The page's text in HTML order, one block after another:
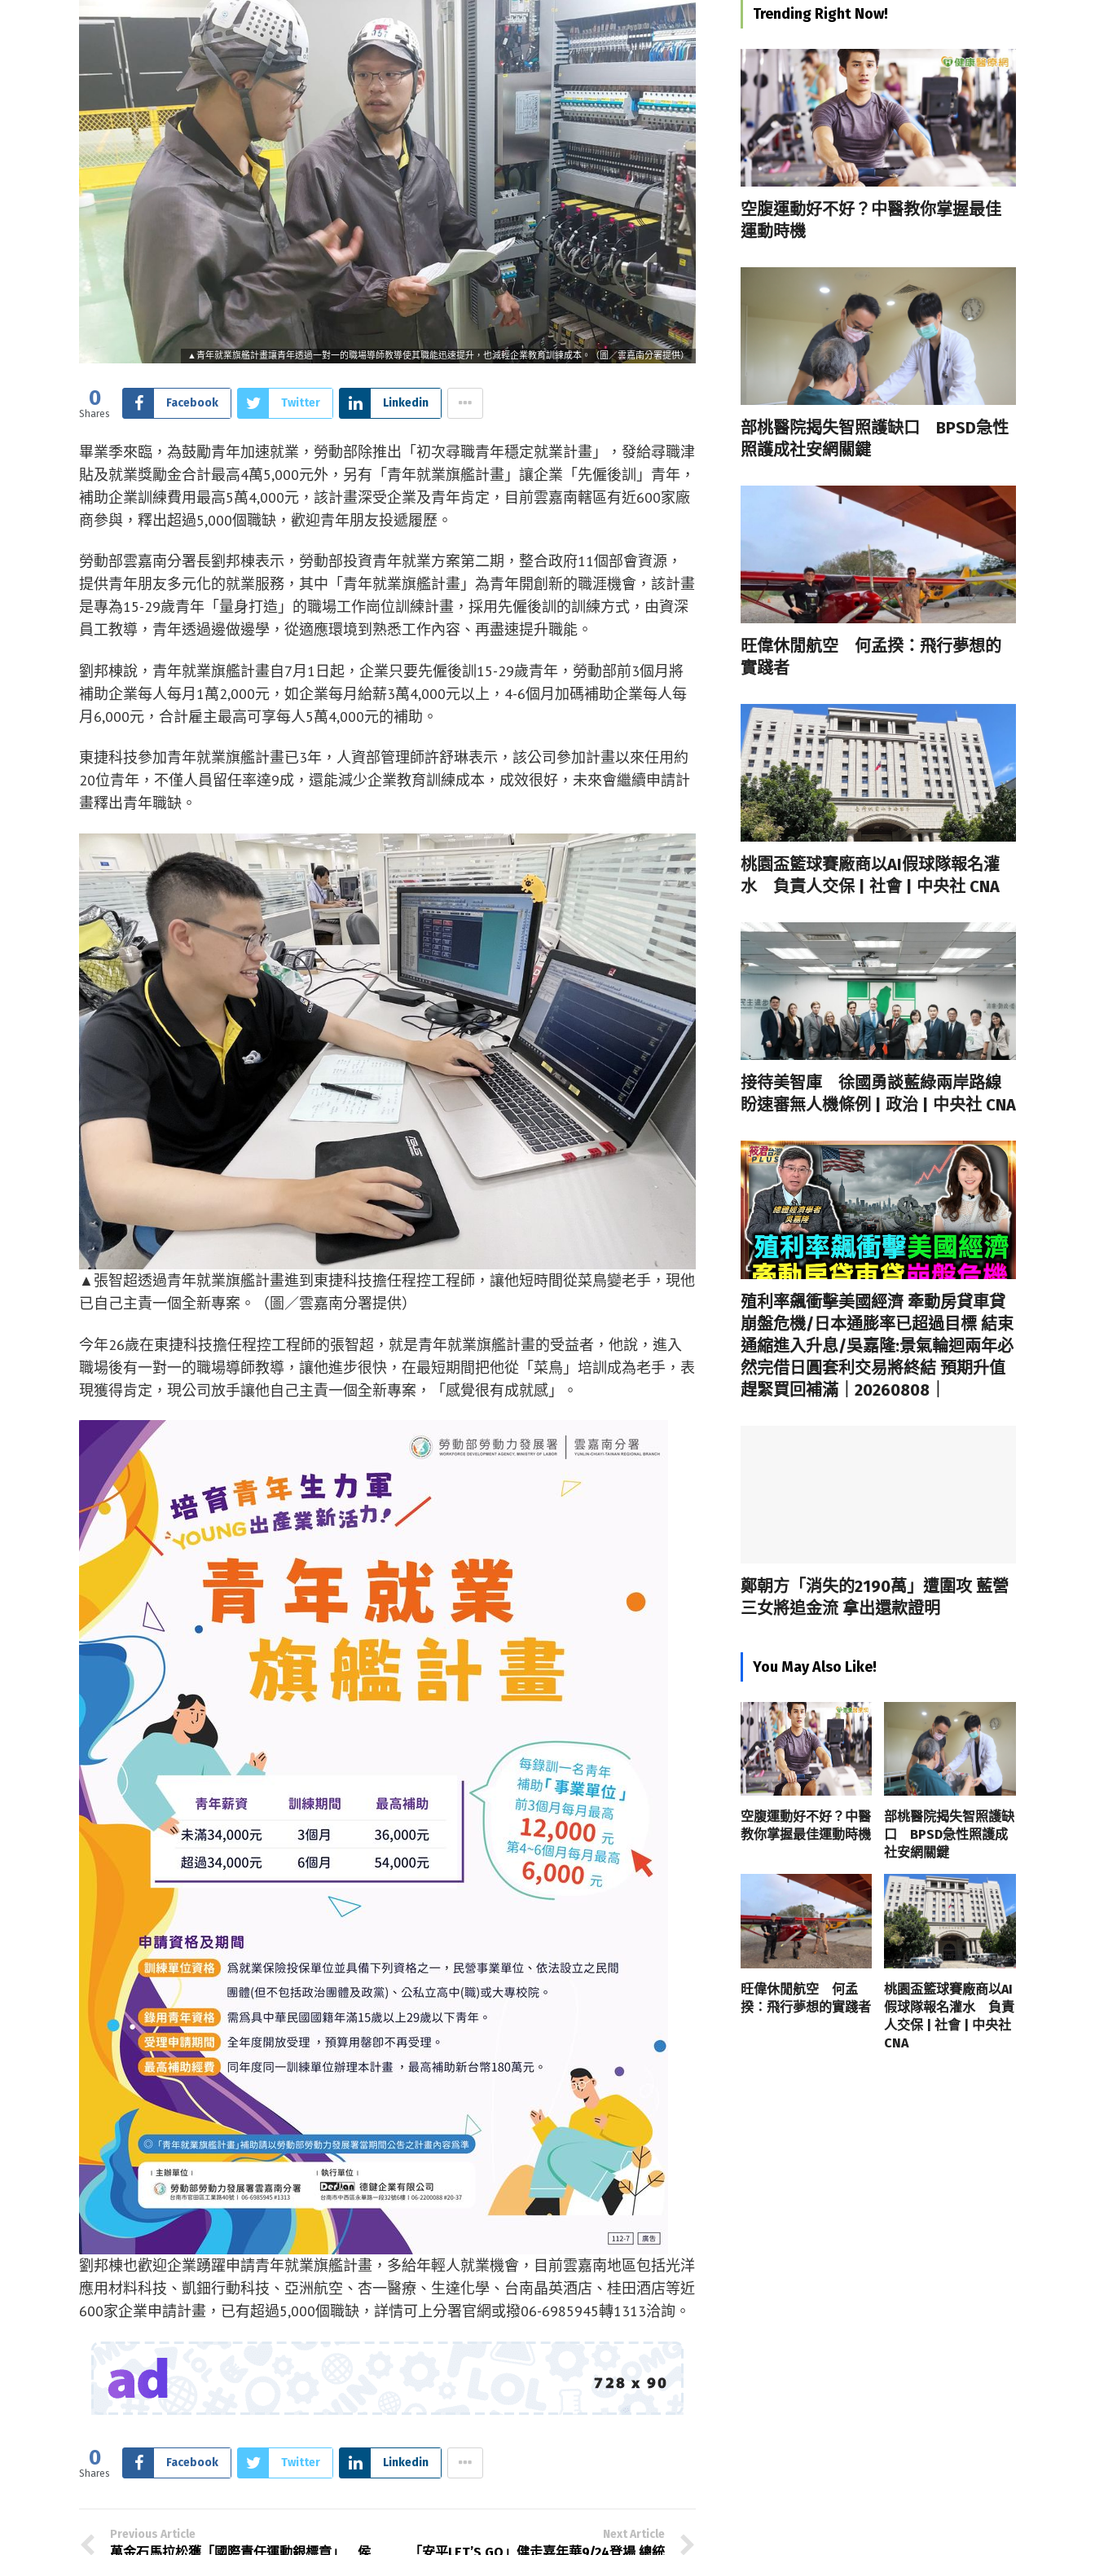
▲青年就業旗艦計畫讓青年透過一對一的職場導師教導使其職能迅速提升，也減輕企業教育訓練成本。（圖／雲嘉南分署提供）
0
Shares
Facebook Twitter Linkedin
畢業季來臨，為鼓勵青年加速就業，勞動部除推出「初次尋職青年穩定就業計畫」，發給尋職津
貼及就業獎勵金合計最高4萬5,000元外，另有「青年就業旗艦計畫」讓企業「先僱後訓」青年，
補助企業訓練費用最高5萬4,000元，該計畫深受企業及青年肯定，目前雲嘉南轄區有近600家廠
商參與，釋出超過5,000個職缺，歡迎青年朋友投遞履歷。
勞動部雲嘉南分署長劉邦棟表示，勞動部投資青年就業方案第二期，整合政府11個部會資源，
提供青年朋友多元化的就業服務，其中「青年就業旗艦計畫」為青年開創新的職涯機會，該計畫
是專為15-29歲青年「量身打造」的職場工作崗位訓練計畫，採用先僱後訓的訓練方式，由資深
員工教導，青年透過邊做邊學，從適應環境到熟悉工作內容、再盡速提升職能。
劉邦棟說，青年就業旗艦計畫自7月1日起，企業只要先僱後訓15-29歲青年，勞動部前3個月將
補助企業每人每月1萬2,000元，如企業每月給薪3萬4,000元以上，4-6個月加碼補助企業每人每
月6,000元，合計雇主最高可享每人5萬4,000元的補助。
東捷科技參加青年就業旗艦計畫已3年，人資部管理師許舒琳表示，該公司參加計畫以來任用約
20位青年，不僅人員留任率達9成，還能減少企業教育訓練成本，成效很好，未來會繼續申請計
畫釋出青年職缺。
▲張智超透過青年就業旗艦計畫進到東捷科技擔任程控工程師，讓他短時間從菜鳥變老手，現他
已自己主責一個全新專案。（圖／雲嘉南分署提供）
今年26歲在東捷科技擔任程控工程師的張智超，就是青年就業旗艦計畫的受益者，他說，進入
職場後有一對一的職場導師教導，讓他進步很快，在最短期間把他從「菜鳥」培訓成為老手，表
現獲得肯定，現公司放手讓他自己主責一個全新專案，「感覺很有成就感」。
劉邦棟也歡迎企業踴躍申請青年就業旗艦計畫，多給年輕人就業機會，目前雲嘉南地區包括光洋
應用材料科技、凱鈿行動科技、亞洲航空、杏一醫療、生達化學、台南晶英酒店、桂田酒店等近
600家企業申請計畫，已有超過5,000個職缺，詳情可上分署官網或撥06-6985945轉1313洽詢。
0
Shares
Facebook Twitter Linkedin
Previous Article Next Article
Trending Right Now!
空腹運動好不好？中醫教你掌握最佳
運動時機
部桃醫院揭失智照護缺口 BPSD急性
照護成社安網關鍵
旺偉休閒航空 何孟揆：飛行夢想的
實踐者
桃園盃籃球賽廠商以AI假球隊報名灌
水 負責人交保 | 社會 | 中央社 CNA
接待美智庫 徐國勇談藍綠兩岸路線
盼速審無人機條例 | 政治 | 中央社 CNA
殖利率飆衝擊美國經濟 牽動房貸車貸
崩盤危機/日本通膨率已超過目標 結束
通縮進入升息/吳嘉隆:景氣輪迴兩年必
然完借日圓套利交易將終結 預期升值
趕緊買回補滿｜20260808｜
鄭朝方「消失的2190萬」遭圍攻 藍營
三女將追金流 拿出還款證明
You May Also Like!
空腹運動好不好？中醫
教你掌握最佳運動時機
部桃醫院揭失智照護缺
口 BPSD急性照護成
社安網關鍵
旺偉休閒航空 何孟
揆：飛行夢想的實踐者
桃園盃籃球賽廠商以AI
假球隊報名灌水 負責
人交保 | 社會 | 中央社
CNA